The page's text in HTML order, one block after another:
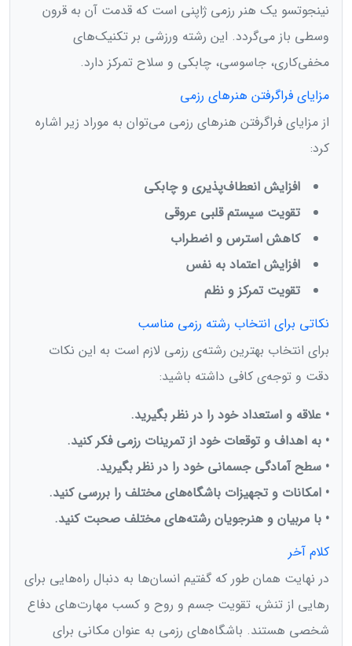
نینجوتسو یک هنر رزمی ژاپنی است که قدمت آن به قرون
وسطی باز می‌گردد. این رشته ورزشی بر تکنیک‌های
مخفی‌کاری، جاسوسی، چابکی و سلاح تمرکز دارد.
مزایای فراگرفتن هنر‌های رزمی
از مزایای فراگرفتن هنر‌های رزمی می‌توان به موراد زیر اشاره
کرد:
افزایش انعطاف‌پذیری و چابکی
تقویت سیستم قلبی عروقی
کاهش استرس و اضطراب
افزایش اعتماد به نفس
تقویت تمرکز و نظم
نکاتی برای انتخاب رشته رزمی مناسب
برای انتخاب بهترین رشته‌ی رزمی لازم است به این نکات
دقت و توجه‌ی کافی داشته باشید:
• علاقه و استعداد خود را در نظر بگیرید.
• به اهداف و توقعات خود از تمرینات رزمی فکر کنید.
• سطح آمادگی جسمانی خود را در نظر بگیرید.
• امکانات و تجهیزات باشگاه‌های مختلف را بررسی کنید.
• با مربیان و هنرجویان رشته‌های مختلف صحبت کنید.
کلام آخر
در نهایت همان طور که گفتیم انسان‌ها به دنبال راه‌هایی برای
رهایی از تنش، تقویت جسم و روح و کسب مهارت‌های دفاع
شخصی هستند. باشگاه‌های رزمی به عنوان مکانی برای